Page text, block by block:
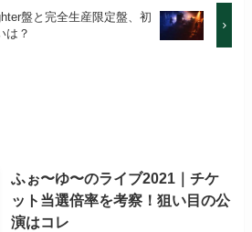
盤と完全生産限定盤、初
は？
ふぉ〜ゆ〜のライブ2021｜チケ
ット当選倍率を考察！狙い目の公
演はコレ